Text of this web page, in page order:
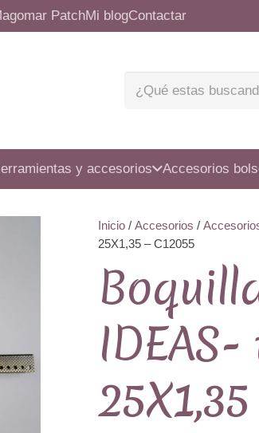
PatchMi blogContactar
y accesorios Accesorios
Inicio / Accesorios /
25X1,35 – C12055